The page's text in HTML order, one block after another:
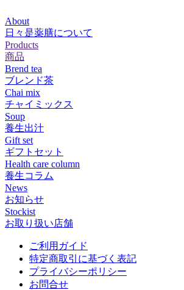
About
日々是薬膳について
Products
商品
Brend tea
ブレンド茶
Chai mix
チャイミックス
Soup
養生出汁
Gift set
ギフトセット
Health care column
養生コラム
News
お知らせ
Stockist
お取り扱い店舗
ご利用ガイド
特定商取引に基づく表記
プライバシーポリシー
お問合せ